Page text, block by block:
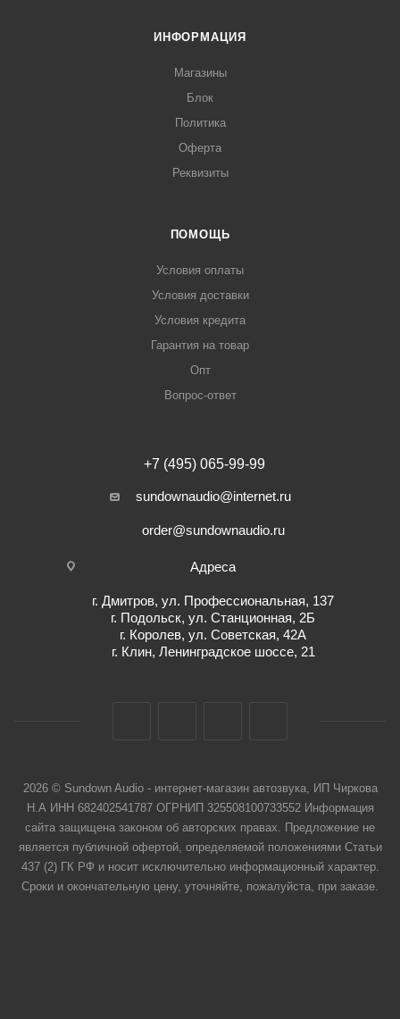
ИНФОРМАЦИЯ
Магазины
Блок
Политика
Оферта
Реквизиты
ПОМОЩЬ
Условия оплаты
Условия доставки
Условия кредита
Гарантия на товар
Опт
Вопрос-ответ
+7 (495) 065-99-99
sundownaudio@internet.ru
order@sundownaudio.ru
Адреса
г. Дмитров, ул. Профессиональная, 137
г. Подольск, ул. Станционная, 2Б
г. Королев, ул. Советская, 42А
г. Клин, Ленинградское шоссе, 21
2026 © Sundown Audio - интернет-магазин автозвука, ИП Чиркова
Н.А ИНН 682402541787 ОГРНИП 325508100733552 Информация
сайта защищена законом об авторских правах. Предложение не
является публичной офертой, определяемой положениями Статьи
437 (2) ГК РФ и носит исключительно информационный характер.
Сроки и окончательную цену, уточняйте, пожалуйста, при заказе.